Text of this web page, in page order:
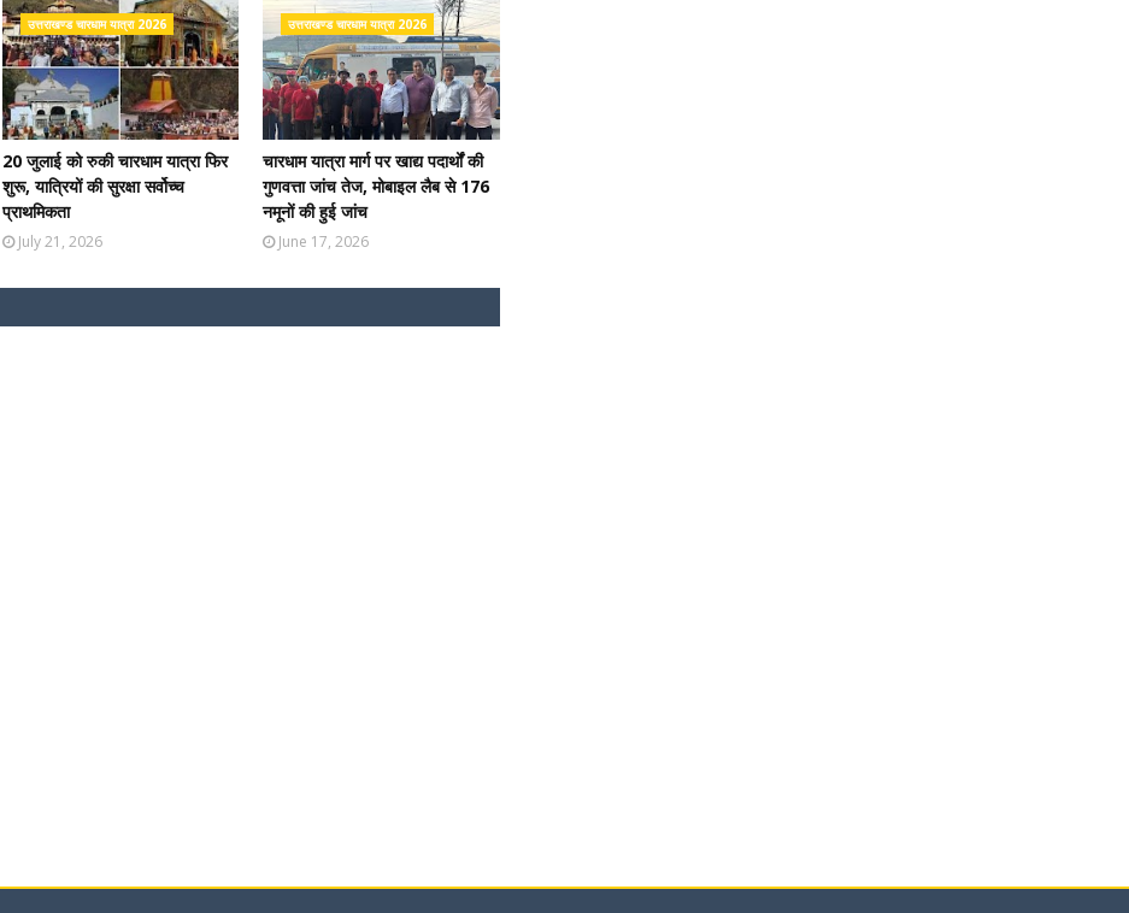
उत्तराखण्ड चारधाम यात्रा 2026
20 जुलाई को रुकी चारधाम यात्रा फिर
शुरू, यात्रियों की सुरक्षा सर्वोच्च
प्राथमिकता
July 21, 2026
उत्तराखण्ड चारधाम यात्रा 2026
चारधाम यात्रा मार्ग पर खाद्य पदार्थों की
गुणवत्ता जांच तेज, मोबाइल लैब से 176
नमूनों की हुई जांच
June 17, 2026